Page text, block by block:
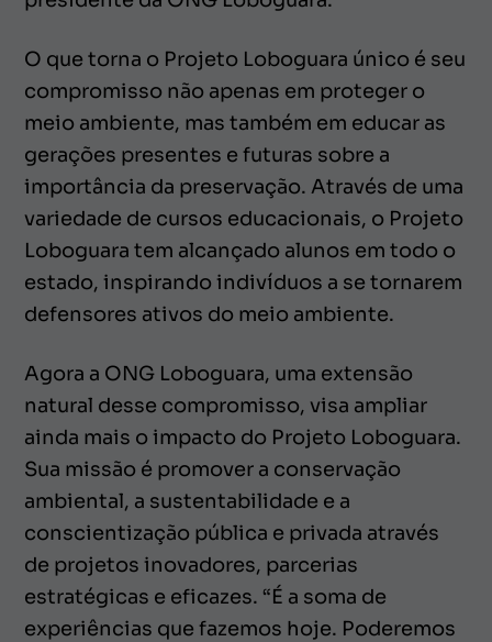
O que torna o Projeto Loboguara único é seu
compromisso não apenas em proteger o
meio ambiente, mas também em educar as
gerações presentes e futuras sobre a
importância da preservação. Através de uma
variedade de cursos educacionais, o Projeto
Loboguara tem alcançado alunos em todo o
estado, inspirando indivíduos a se tornarem
defensores ativos do meio ambiente.
Agora a ONG Loboguara, uma extensão
natural desse compromisso, visa ampliar
ainda mais o impacto do Projeto Loboguara.
Sua missão é promover a conservação
ambiental, a sustentabilidade e a
conscientização pública e privada através
de projetos inovadores, parcerias
estratégicas e eficazes. “É a soma de
experiências que fazemos hoje. Poderemos